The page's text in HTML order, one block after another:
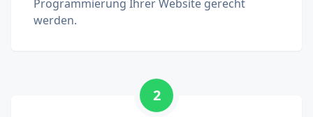
Programmierung Ihrer Website gerecht
werden.
2